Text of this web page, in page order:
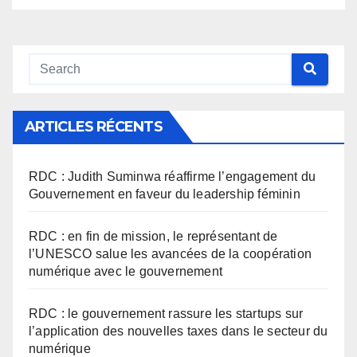
ARTICLES RÉCENTS
RDC : Judith Suminwa réaffirme l’engagement du
Gouvernement en faveur du leadership féminin
RDC : en fin de mission, le représentant de
l’UNESCO salue les avancées de la coopération
numérique avec le gouvernement
RDC : le gouvernement rassure les startups sur
l’application des nouvelles taxes dans le secteur du
numérique